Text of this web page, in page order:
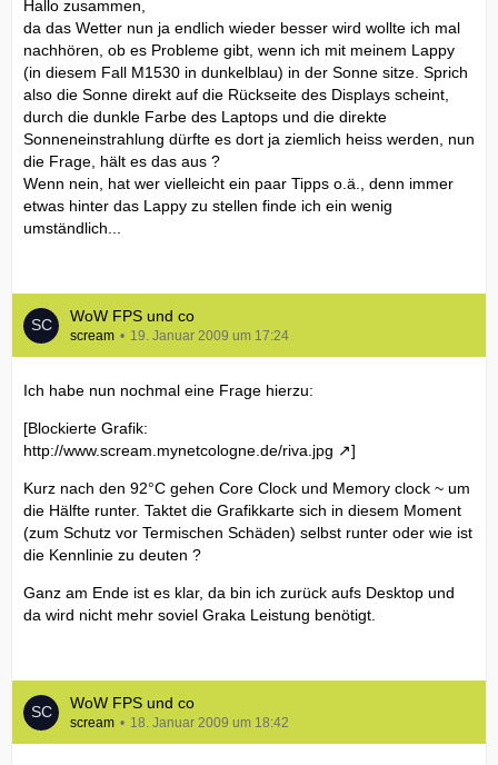
Hallo zusammen,
da das Wetter nun ja endlich wieder besser wird wollte ich mal
nachhören, ob es Probleme gibt, wenn ich mit meinem Lappy
(in diesem Fall M1530 in dunkelblau) in der Sonne sitze. Sprich
also die Sonne direkt auf die Rückseite des Displays scheint,
durch die dunkle Farbe des Laptops und die direkte
Sonneneinstrahlung dürfte es dort ja ziemlich heiss werden, nun
die Frage, hält es das aus ?
Wenn nein, hat wer vielleicht ein paar Tipps o.ä., denn immer
etwas hinter das Lappy zu stellen finde ich ein wenig
umständlich...
WoW FPS und co
scream 19. Januar 2009 um 17:24
Ich habe nun nochmal eine Frage hierzu:
[Blockierte Grafik:
http://www.scream.mynetcologne.de/riva.jpg
]
Kurz nach den 92°C gehen Core Clock und Memory clock ~ um
die Hälfte runter. Taktet die Grafikkarte sich in diesem Moment
(zum Schutz vor Termischen Schäden) selbst runter oder wie ist
die Kennlinie zu deuten ?
Ganz am Ende ist es klar, da bin ich zurück aufs Desktop und
da wird nicht mehr soviel Graka Leistung benötigt.
WoW FPS und co
scream 18. Januar 2009 um 18:42